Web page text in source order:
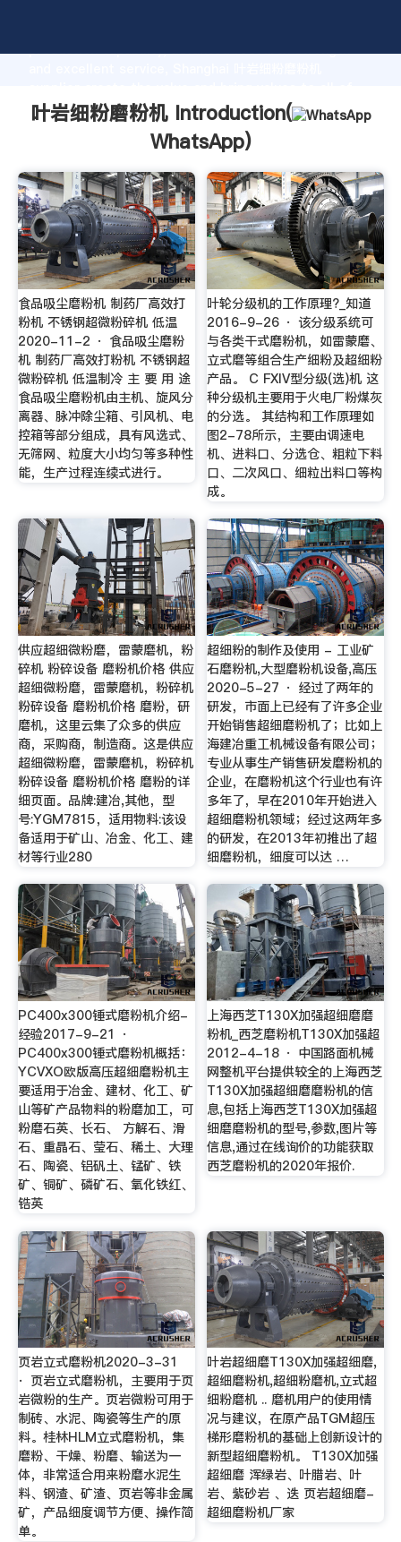
production capability, advanced research strength
customers.
叶岩细粉磨粉机 Introduction(
WhatsApp)
食品吸尘磨粉机 制药厂高效打
粉机 不锈钢超微粉碎机 低温
2020-11-2 · 食品吸尘磨粉
机 制药厂高效打粉机 不锈钢超
微粉碎机 低温制冷 主 要 用 途
食品吸尘磨粉机由主机、旋风分
离器、脉冲除尘箱、引风机、电
控箱等部分组成，具有风选式、
无筛网、粒度大小均匀等多种性
能，生产过程连续式进行。
叶轮分级机的工作原理?_知道
2016-9-26 · 该分级系统可
与各类干式磨粉机，如雷蒙磨、
立式磨等组合生产细粉及超细粉
产品。 C FXIV型分级(选)机 这
种分级机主要用于火电厂粉煤灰
的分选。 其结构和工作原理如
图2-78所示，主要由调速电
机、进料口、分选仓、粗粒下料
口、二次风口、细粒出料口等构
成。
供应超细微粉磨，雷蒙磨机，粉
碎机 粉碎设备 磨粉机价格 供应
超细微粉磨，雷蒙磨机，粉碎机
粉碎设备 磨粉机价格 磨粉，研
磨机，这里云集了众多的供应
商，采购商，制造商。这是供应
超细微粉磨，雷蒙磨机，粉碎机
粉碎设备 磨粉机价格 磨粉的详
细页面。品牌:建冶,其他，型
号:YGM7815，适用物料:该设
备适用于矿山、冶金、化工、建
材等行业280
超细粉的制作及使用 - 工业矿
石磨粉机,大型磨粉机设备,高压
2020-5-27 · 经过了两年的
研发，市面上已经有了许多企业
开始销售超细磨粉机了；比如上
海建冶重工机械设备有限公司；
专业从事生产销售研发磨粉机的
企业，在磨粉机这个行业也有许
多年了，早在2010年开始进入
超细磨粉机领域；经过这两年多
的研发，在2013年初推出了超
细磨粉机，细度可以达 …
PC400x300锤式磨粉机介绍-
经验2017-9-21 ·
PC400x300锤式磨粉机概括：
YCVXO欧版高压超细磨粉机主
要适用于冶金、建材、化工、矿
山等矿产品物料的粉磨加工，可
粉磨石英、长石、 方解石、滑
石、重晶石、莹石、稀土、大理
石、陶瓷、铝矾土、锰矿、铁
矿、铜矿、磷矿石、氧化铁红、
锆英
上海西芝T130X加强超细磨磨
粉机_西芝磨粉机T130X加强超
2012-4-18 · 中国路面机械
网整机平台提供较全的上海西芝
T130X加强超细磨磨粉机的信
息,包括上海西芝T130X加强超
细磨磨粉机的型号,参数,图片等
信息,通过在线询价的功能获取
西芝磨粉机的2020年报价.
页岩立式磨粉机2020-3-31
· 页岩立式磨粉机，主要用于页
岩微粉的生产。页岩微粉可用于
制砖、水泥、陶瓷等生产的原
料。桂林HLM立式磨粉机，集
磨粉、干燥、粉磨、输送为一
体，非常适合用来粉磨水泥生
料、钢渣、矿渣、页岩等非金属
矿，产品细度调节方便、操作简
单。
叶岩超细磨T130X加强超细磨,
超细磨粉机,超细粉磨机,立式超
细粉磨机 .. 磨机用户的使用情
况与建议，在原产品TGM超压
梯形磨粉机的基础上创新设计的
新型超细磨粉机。 T130X加强
超细磨 浑绿岩、叶腊岩、叶
岩、紫砂岩 、迭 页岩超细磨-
超细磨粉机厂家